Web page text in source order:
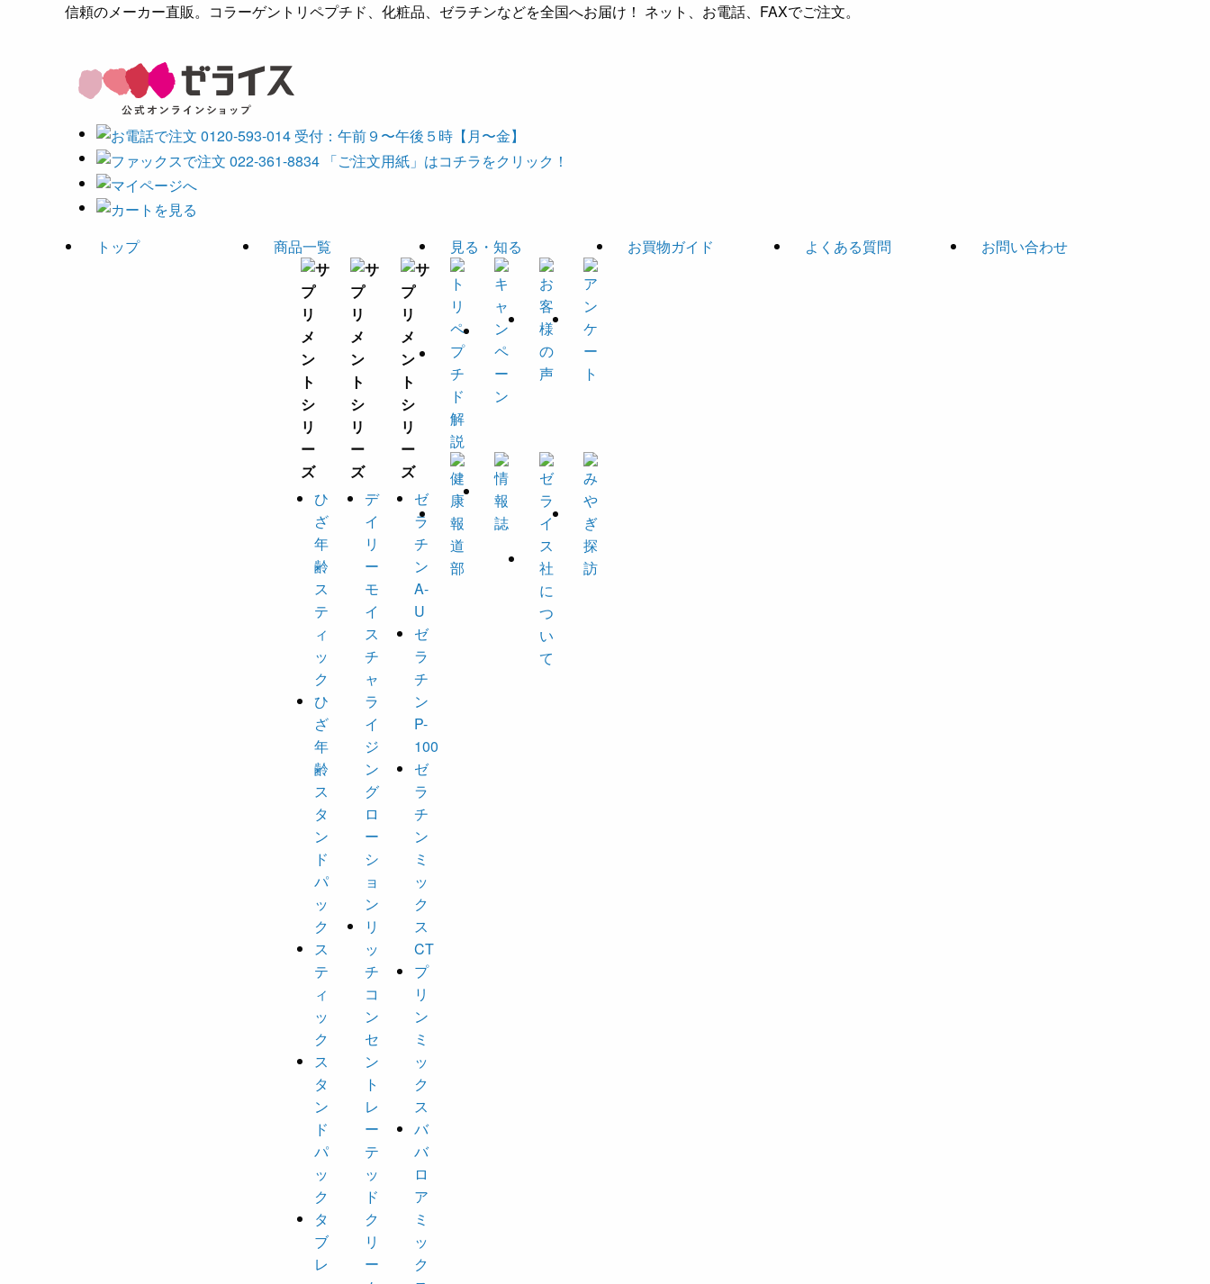
信頼のメーカー直販。コラーゲントリペプチド、化粧品、ゼラチンなどを全国へお届け！ ネット、お電話、FAXでご注文。
トップ 商品一覧
ひ
ざ
年
齢
ス
テ
ィ
ッ
ク
ひ
ざ
年
齢
ス
タ
ン
ド
パ
ッ
ク
ス
テ
ィ
ッ
ク
ス
タ
ン
ド
パ
ッ
ク
タ
ブ
レ
デ
イ
リ
ー
モ
イ
ス
チ
ャ
ラ
イ
ジ
ン
グ
ロ
ー
シ
ョ
ン
リ
ッ
チ
コ
ン
セ
ン
ト
レ
ー
テ
ッ
ド
ク
リ
ー
ゼ
ラ
チ
ン
A-
U
ゼ
ラ
チ
ン
P-
100
ゼ
ラ
チ
ン
ミ
ッ
ク
ス
CT
プ
リ
ン
ミ
ッ
ク
ス
バ
バ
ロ
ア
ミ
ッ
ク
見る・知る お買物ガイド よくある質問 お問い合わせ